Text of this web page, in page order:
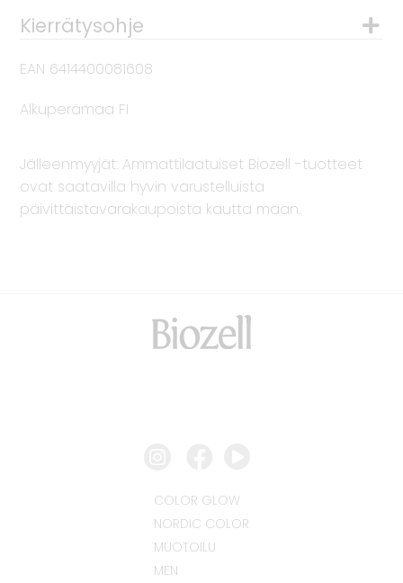
Kierrätysohje
EAN 6414400081608
Alkuperämaa FI
Jälleenmyyjät: Ammattilaatuiset Biozell -tuotteet
ovat saatavilla hyvin varustelluista
päivittäistavarakaupoista kautta maan.
COLOR GLOW
NORDIC COLOR
MUOTOILU
MEN